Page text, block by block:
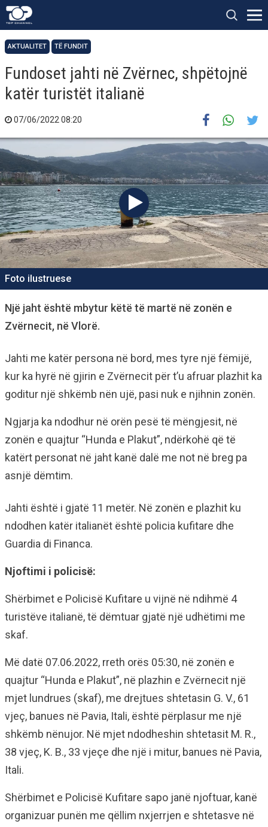
AKTUALITET TË FUNDIT
Fundoset jahti në Zvërnec, shpëtojnë
katër turistët italianë
07/06/2022 08:20
Foto ilustruese
Një jaht është mbytur këtë të martë në zonën e
Zvërnecit, në Vlorë.
Jahti me katër persona në bord, mes tyre një fëmijë,
kur ka hyrë në gjirin e Zvërnecit për t’u afruar plazhit ka
goditur një shkëmb nën ujë, pasi nuk e njihnin zonën.
Ngjarja ka ndodhur në orën pesë të mëngjesit, në
zonën e quajtur “Hunda e Plakut”, ndërkohë që të
katërt personat në jaht kanë dalë me not në breg pa
asnjë dëmtim.
Jahti është i gjatë 11 metër. Në zonën e plazhit ku
ndodhen katër italianët është policia kufitare dhe
Guardia di Financa.
Njoftimi i policisë:
Shërbimet e Policisë Kufitare u vijnë në ndihmë 4
turistëve italianë, të dëmtuar gjatë një udhëtimi me
skaf.
Më datë 07.06.2022, rreth orës 05:30, në zonën e
quajtur “Hunda e Plakut”, në plazhin e Zvërnecit një
mjet lundrues (skaf), me drejtues shtetasin G. V., 61
vjeç, banues në Pavia, Itali, është përplasur me një
shkëmb nënujor. Në mjet ndodheshin shtetasit M. R.,
38 vjeç, K. B., 33 vjeçe dhe një i mitur, banues në Pavia,
Itali.
Shërbimet e Policisë Kufitare sapo janë njoftuar, kanë
organizuar punën me qëllim nxjerrjen e shtetasve në